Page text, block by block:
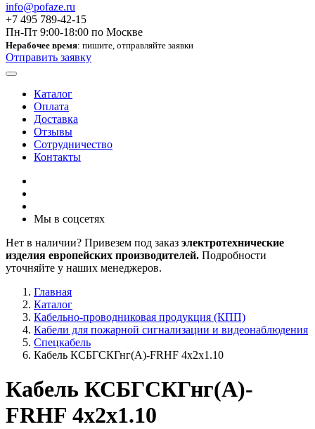
info@pofaze.ru
+7 495 789-42-15
Пн-Пт 9:00-18:00 по Москве
Нерабочее время: пишите, отправляйте заявки
Отправить заявку
Каталог
Оплата
Доставка
Отзывы
Сотрудничество
Контакты
Мы в соцсетях
Нет в наличии? Привезем под заказ электротехнические
изделия европейских производителей. Подробности
уточняйте у наших менеджеров.
Главная
Каталог
Кабельно-проводниковая продукция (КПП)
Кабели для пожарной сигнализации и видеонаблюдения
Спецкабель
Кабель КСБГСКГнг(А)-FRHF 4х2х1.10
Кабель КСБГСКГнг(А)-
FRHF 4х2х1.10